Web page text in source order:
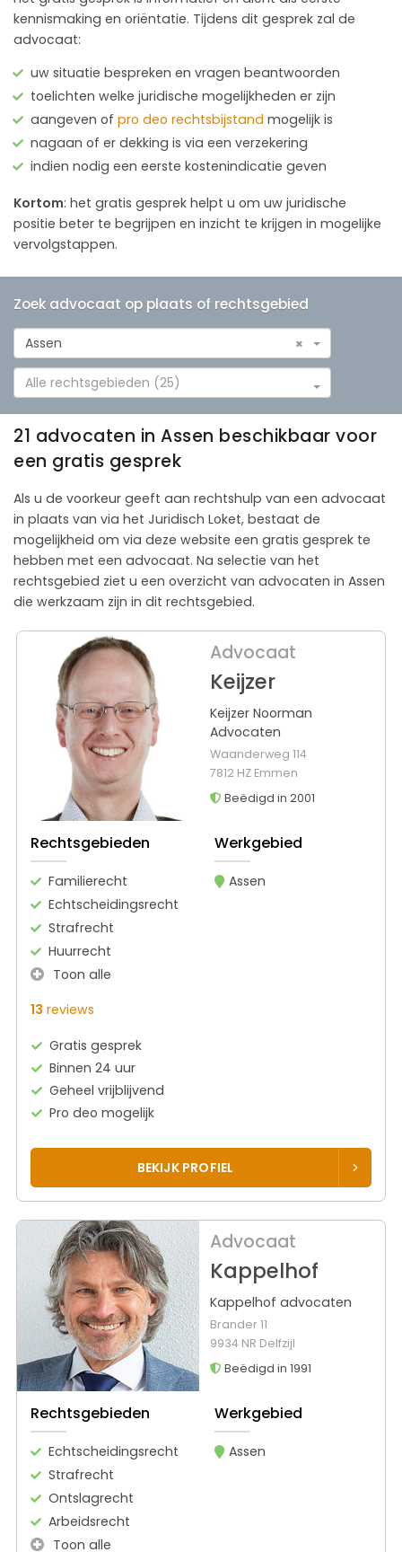
kennismaking en oriëntatie. Tijdens dit gesprek zal de
advocaat:
uw situatie bespreken en vragen beantwoorden
toelichten welke juridische mogelijkheden er zijn
aangeven of pro deo rechtsbijstand mogelijk is
nagaan of er dekking is via een verzekering
indien nodig een eerste kostenindicatie geven
Kortom: het gratis gesprek helpt u om uw juridische
positie beter te begrijpen en inzicht te krijgen in mogelijke
vervolgstappen.
Zoek advocaat op plaats of rechtsgebied
×
Assen
Alle rechtsgebieden (25)
21 advocaten in Assen beschikbaar voor
een gratis gesprek
Als u de voorkeur geeft aan rechtshulp van een advocaat
in plaats van via het Juridisch Loket, bestaat de
mogelijkheid om via deze website een gratis gesprek te
hebben met een advocaat. Na selectie van het
rechtsgebied ziet u een overzicht van advocaten in Assen
die werkzaam zijn in dit rechtsgebied.
Advocaat
Keijzer
Keijzer Noorman
Advocaten
Waanderweg 114
7812 HZ Emmen
Beëdigd in 2001
Rechtsgebieden
Familierecht
Echtscheidingsrecht
Strafrecht
Huurrecht
Toon alle
Werkgebied
Assen
13 reviews
Gratis gesprek
Binnen 24 uur
Geheel vrijblijvend
Pro deo mogelijk
BEKIJK PROFIEL
Advocaat
Kappelhof
Kappelhof advocaten
Brander 11
9934 NR Delfzijl
Beëdigd in 1991
Rechtsgebieden
Echtscheidingsrecht
Strafrecht
Ontslagrecht
Arbeidsrecht
Toon alle
Werkgebied
Assen